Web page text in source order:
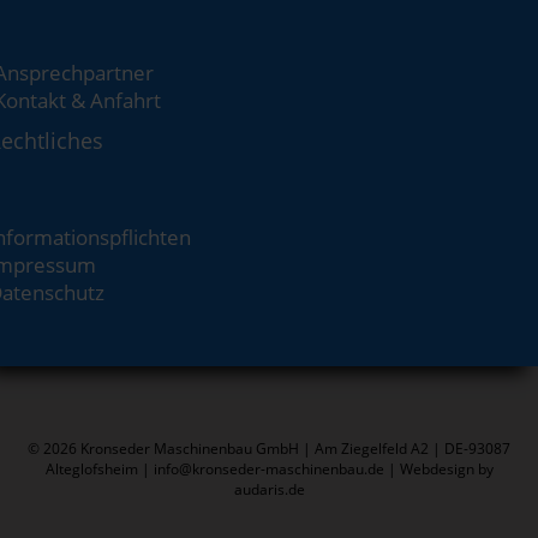
& Anfahrt
© 2026 Kronseder Maschinenbau GmbH | Am Ziegelfeld A2 | DE-93087
Alteglofsheim | info@kronseder-maschinenbau.de | Webdesign by
audaris.de